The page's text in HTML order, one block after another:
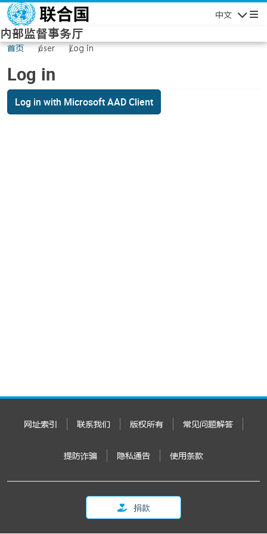
Skip to main content
中文
内部监督事务厅
首页 user Log in
Log in
Log in with Microsoft AAD Client
网址索引 联系我们 版权所有 常见问题解答
提防诈骗 隐私通告 使用条款
捐款